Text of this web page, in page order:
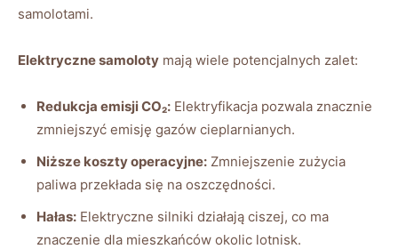
samolotami.
Elektryczne samoloty mają wiele potencjalnych zalet:
Redukcja emisji CO₂: Elektryfikacja pozwala znacznie
zmniejszyć emisję gazów cieplarnianych.
Niższe ‌koszty operacyjne: Zmniejszenie zużycia
paliwa przekłada się na‌ oszczędności.
Hałas: Elektryczne silniki działają‌ ciszej, co ma
znaczenie dla⁣ mieszkańców​ okolic lotnisk.